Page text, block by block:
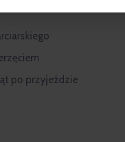
po przyjeździe